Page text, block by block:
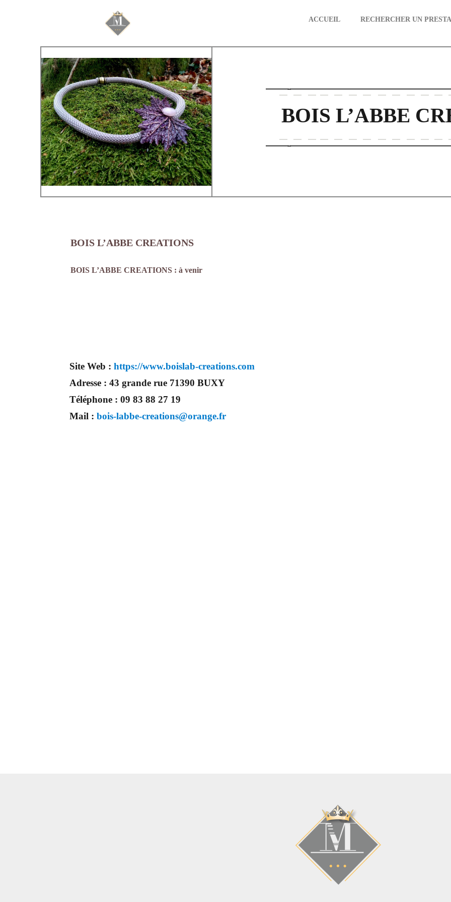
Mariage & Savoir faire
ACCUEIL RECHERCHER UN
BOIS L’ABBE
BOIS L’ABBE CREATIONS
BOIS L’ABBE CREATIONS : à venir
Site Web :https://www.boislab-creations.com
Adresse :43 grande rue 71390 BUXY
Téléphone :09 83 88 27 19
Mail :bois-labbe-creations@orange.fr